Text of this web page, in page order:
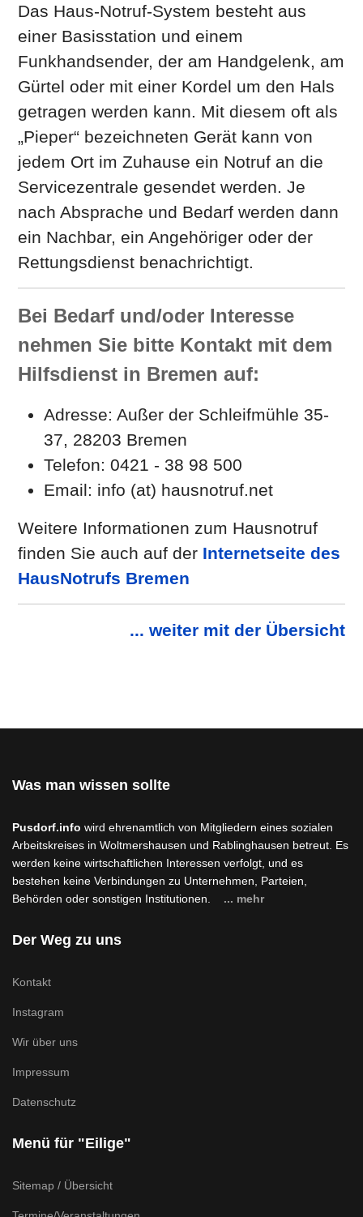
Das Haus-Notruf-System besteht aus
einer Basisstation und einem
Funkhandsender, der am Handgelenk, am
Gürtel oder mit einer Kordel um den Hals
getragen werden kann. Mit diesem oft als
„Pieper“ bezeichneten Gerät kann von
jedem Ort im Zuhause ein Notruf an die
Servicezentrale gesendet werden. Je
nach Absprache und Bedarf werden dann
ein Nachbar, ein Angehöriger oder der
Rettungsdienst benachrichtigt.
Bei Bedarf und/oder Interesse
nehmen Sie bitte Kontakt mit dem
Hilfsdienst in Bremen auf:
Adresse: Außer der Schleifmühle 35-
37, 28203 Bremen
Telefon: 0421 - 38 98 500
Email: info (at) hausnotruf.net
Weitere Informationen zum Hausnotruf
finden Sie auch auf der Internetseite des
HausNotrufs Bremen
... weiter mit der Übersicht
Was man wissen sollte
Pusdorf.info wird ehrenamtlich von Mitgliedern eines sozialen
Arbeitskreises in Woltmershausen und Rablinghausen betreut. Es
werden keine wirtschaftlichen Interessen verfolgt, und es
bestehen keine Verbindungen zu Unternehmen, Parteien,
Behörden oder sonstigen Institutionen. ... mehr
Der Weg zu uns
Kontakt
Instagram
Wir über uns
Impressum
Datenschutz
Menü für "Eilige"
Sitemap / Übersicht